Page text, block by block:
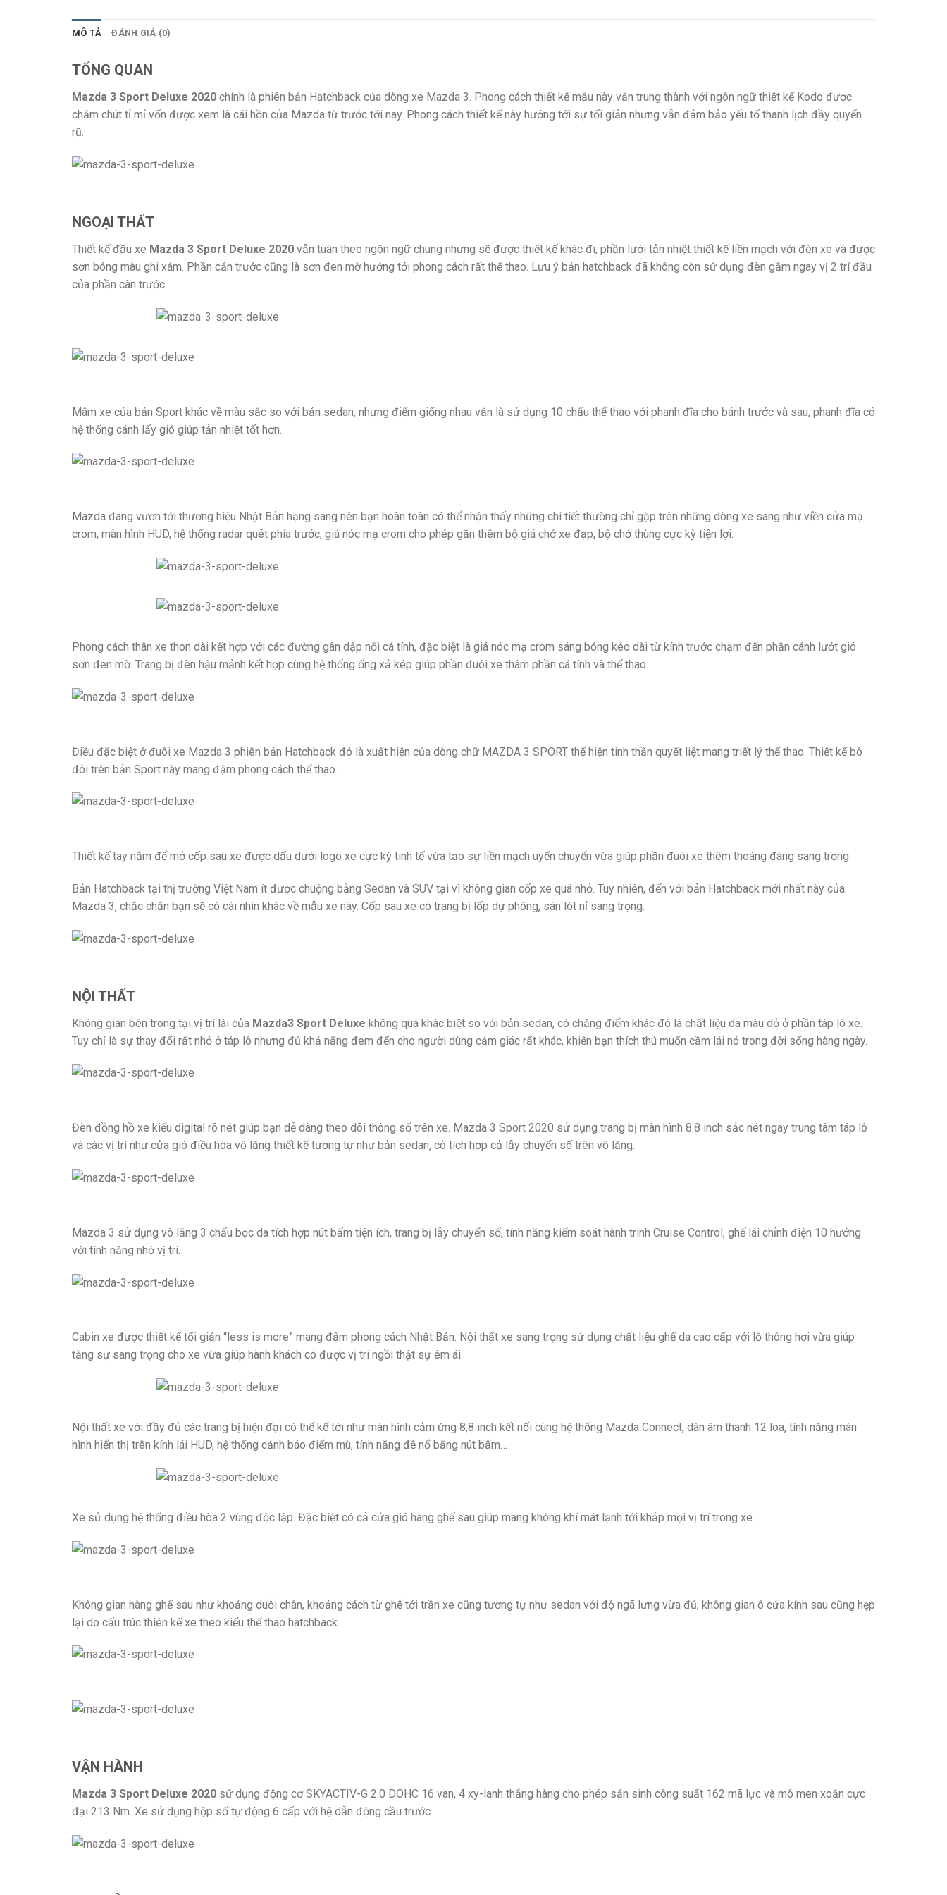
MÔ TẢ ĐÁNH GIÁ (0)
TỔNG QUAN
Mazda 3 Sport Deluxe 2020 chính là phiên bản Hatchback của dòng xe Mazda 3. Phong cách thiết kế mẫu này vẫn trung thành với ngôn ngữ thiết kế Kodo được
chăm chút tỉ mỉ vốn được xem là cái hồn của Mazda từ trước tới nay. Phong cách thiết kế này hướng tới sự tối giản nhưng vẫn đảm bảo yếu tố thanh lịch đầy quyến
rũ.
NGOẠI THẤT
Thiết kế đầu xe Mazda 3 Sport Deluxe 2020 vẫn tuân theo ngôn ngữ chung nhưng sẽ được thiết kế khác đi, phần lưới tản nhiệt thiết kế liền mạch với đèn xe và được
sơn bóng màu ghi xám. Phần cản trước cũng là sơn đen mờ hướng tới phong cách rất thể thao. Lưu ý bản hatchback đã không còn sử dụng đèn gầm ngay vị 2 trí đầu
của phần càn trước.
Mâm xe của bản Sport khác về màu sắc so với bản sedan, nhưng điểm giống nhau vẫn là sử dụng 10 chấu thể thao với phanh đĩa cho bánh trước và sau, phanh đĩa có
hệ thống cánh lấy gió giúp tản nhiệt tốt hơn.
Mazda đang vươn tới thương hiệu Nhật Bản hạng sang nên bạn hoàn toàn có thể nhận thấy những chi tiết thường chỉ gặp trên những dòng xe sang như viền cửa mạ
crom, màn hình HUD, hệ thống radar quét phía trước, giá nóc mạ crom cho phép gắn thêm bộ giá chở xe đạp, bộ chở thùng cực kỳ tiện lợi.
Phong cách thân xe thon dài kết hợp với các đường gân dập nổi cá tính, đặc biệt là giá nóc mạ crom sáng bóng kéo dài từ kính trước chạm đến phần cánh lướt gió
sơn đen mờ. Trang bị đèn hậu mảnh kết hợp cùng hệ thống ống xả kép giúp phần đuôi xe thâm phần cá tính và thể thao.
Điều đặc biệt ở đuôi xe Mazda 3 phiên bản Hatchback đó là xuất hiện của dòng chữ MAZDA 3 SPORT thể hiện tinh thần quyết liệt mang triết lý thể thao. Thiết kế bô
đôi trên bản Sport này mang đậm phong cách thể thao.
Thiết kế tay nắm để mở cốp sau xe được dấu dưới logo xe cực kỳ tinh tế vừa tạo sự liền mạch uyển chuyển vừa giúp phần đuôi xe thêm thoáng đãng sang trọng.
Bản Hatchback tại thị trường Việt Nam ít được chuộng bằng Sedan và SUV tại vì không gian cốp xe quá nhỏ. Tuy nhiên, đến với bản Hatchback mới nhất này của
Mazda 3, chắc chắn bạn sẽ có cái nhìn khác về mẫu xe này. Cốp sau xe có trang bị lốp dự phòng, sàn lót nỉ sang trọng.
NỘI THẤT
Không gian bên trong tại vị trí lái của Mazda3 Sport Deluxe không quá khác biệt so với bản sedan, có chăng điểm khác đó là chất liệu da màu dỏ ở phần táp lô xe.
Tuy chỉ là sự thay đổi rất nhỏ ở táp lô nhưng đủ khả năng đem đến cho người dùng cảm giác rất khác, khiến bạn thích thú muốn cầm lái nó trong đời sống hàng ngày.
Đèn đồng hồ xe kiểu digital rõ nét giúp bạn dễ dàng theo dõi thông số trên xe. Mazda 3 Sport 2020 sử dụng trang bị màn hình 8.8 inch sắc nét ngay trung tâm táp lô
và các vị trí như cửa gió điều hòa vô lăng thiết kế tương tự như bản sedan, có tích hợp cả lẫy chuyển số trên vô lăng.
Mazda 3 sử dụng vô lăng 3 chấu bọc da tích hợp nút bấm tiện ích, trang bị lẫy chuyển số, tính năng kiểm soát hành trinh Cruise Control, ghế lái chỉnh điện 10 hướng
với tính năng nhớ vị trí.
Cabin xe được thiết kế tối giản “less is more” mang đậm phong cách Nhật Bản. Nội thất xe sang trọng sử dụng chất liệu ghế da cao cấp với lỗ thông hơi vừa giúp
tăng sự sang trọng cho xe vừa giúp hành khách có được vị trí ngồi thật sự êm ái.
Nội thất xe với đầy đủ các trang bị hiện đại có thể kể tới như màn hình cảm ứng 8,8 inch kết nối cùng hệ thống Mazda Connect, dàn âm thanh 12 loa, tính năng màn
hình hiển thị trên kính lái HUD, hệ thống cảnh báo điểm mù, tính năng đề nổ bằng nút bấm…
Xe sử dụng hệ thống điều hòa 2 vùng độc lập. Đặc biệt có cả cửa gió hàng ghế sau giúp mang không khí mát lạnh tới khắp mọi vị trí trong xe.
Không gian hàng ghế sau như khoảng duỗi chân, khoảng cách từ ghế tới trần xe cũng tương tự như sedan với độ ngã lưng vừa đủ, không gian ô cửa kính sau cũng hẹp
lại do cấu trúc thiên kế xe theo kiểu thể thao hatchback.
VẬN HÀNH
Mazda 3 Sport Deluxe 2020 sử dụng động cơ SKYACTIV-G 2.0 DOHC 16 van, 4 xy-lanh thẳng hàng cho phép sản sinh công suất 162 mã lực và mô men xoắn cực
đại 213 Nm. Xe sử dụng hộp số tự động 6 cấp với hệ dẫn động cầu trước.